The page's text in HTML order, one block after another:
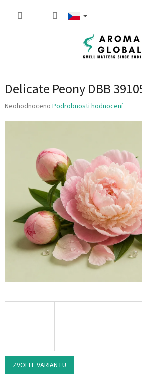
Delicate Peony DBB
Průměrné hodnocení produktu je 0.0 z 5
Neohodnoceno Podrobnosti hodnocení
ZVOLTE VARIANTU